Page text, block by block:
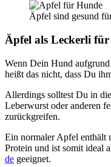
Äpfel sind gesund
Äpfel als Lecker­li
Wenn Dein Hund auf­grund
heißt das nicht, dass Du
Aller­dings soll­test Du in
Leber­wurst oder ande­ren
zurück­grei­fen.
Ein nor­ma­ler Apfel ent­hält
Pro­te­in und ist somit ide­al
de geeig­net.